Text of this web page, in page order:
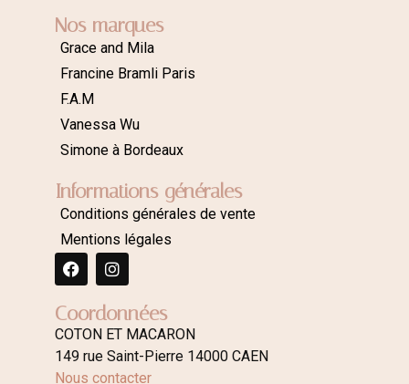
Nos marques
Grace and Mila
Francine Bramli Paris
F.A.M
Vanessa Wu
Simone à Bordeaux
Informations générales
Conditions générales de vente
Mentions légales
Coordonnées
COTON ET MACARON
149 rue Saint-Pierre 14000 CAEN
Nous contacter